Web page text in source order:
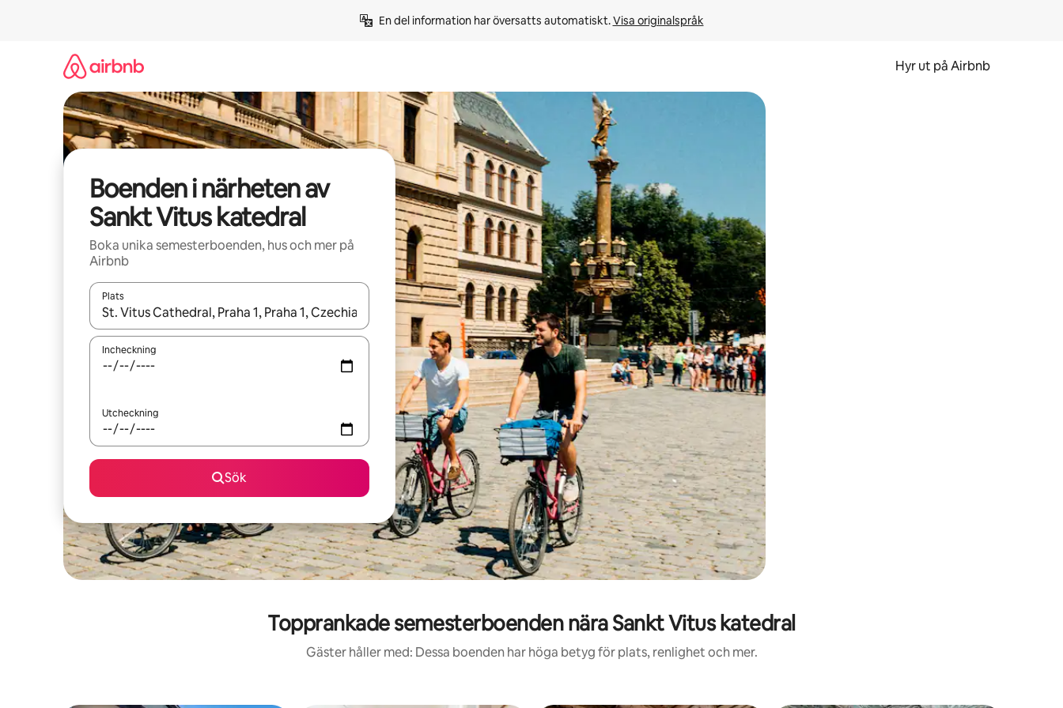
En del information har översatts automatiskt. Visa originalspråk
Hyr ut på Airbnb
Boenden i närheten av
Sankt Vitus katedral
Boka unika semesterboenden, hus och mer på
Airbnb
Plats
När resultaten är tillgängliga kan du navigera med upp- och nedåtpilarna eller utforska genom att trycka eller svepa.
Incheckning
Utcheckning
Sök
Topprankade semesterboenden nära Sankt Vitus katedral
Gäster håller med: Dessa boenden har höga betyg för plats, renlighet och mer.